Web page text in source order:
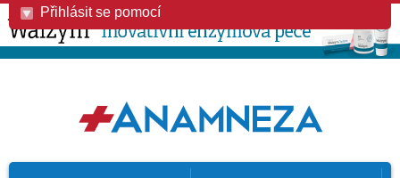
Přihlásit se pomocí